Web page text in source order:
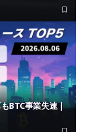
BTC事業失速｜